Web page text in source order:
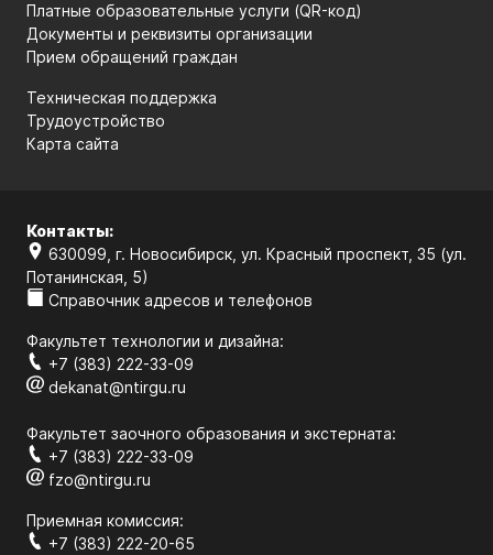
Платные образовательные услуги (QR-код)
Документы и реквизиты организации
Прием обращений граждан
Техническая поддержка
Трудоустройство
Карта сайта
Контакты:
630099, г. Новосибирск, ул. Красный проспект, 35 (ул.
Потанинская, 5)
Справочник адресов и телефонов
Факультет технологии и дизайна:
+7 (383) 222-33-09
dekanat@ntirgu.ru
Факультет заочного образования и экстерната:
+7 (383) 222-33-09
fzo@ntirgu.ru
Приемная комиссия:
+7 (383) 222-20-65